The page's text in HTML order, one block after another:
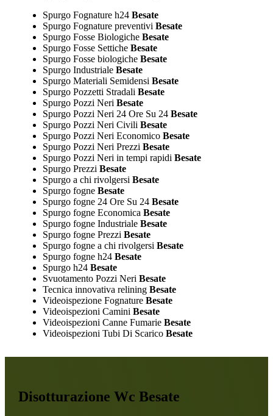
Spurgo Fognature h24Besate
Spurgo Fognature preventivi Besate
Spurgo Fosse BiologicheBesate
Spurgo Fosse SetticheBesate
Spurgo Fosse biologicheBesate
Spurgo IndustrialeBesate
Spurgo Materiali Semidensi Besate
Spurgo Pozzetti Stradali Besate
Spurgo Pozzi Neri Besate
Spurgo Pozzi Neri 24 Ore Su 24Besate
Spurgo Pozzi Neri Civili Besate
Spurgo Pozzi Neri EconomicoBesate
Spurgo Pozzi Neri Prezzi Besate
Spurgo Pozzi Neri in tempi rapidi Besate
Spurgo Prezzi Besate
Spurgo a chi rivolgersi Besate
Spurgo fogneBesate
Spurgo fogne 24 Ore Su 24Besate
Spurgo fogne Economica Besate
Spurgo fogne IndustrialeBesate
Spurgo fogne Prezzi Besate
Spurgo fogne a chi rivolgersi Besate
Spurgo fogne h24Besate
Spurgo h24Besate
Svuotamento Pozzi Neri Besate
Tecnica innovativa reliningBesate
Videoispezione FognatureBesate
Videoispezioni Camini Besate
Videoispezioni Canne FumarieBesate
Videoispezioni Tubi Di ScaricoBesate
Disotturazione Wc Besate